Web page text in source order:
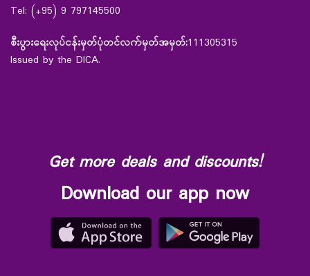
Tel: (+95) 9 797145500
စီးပွားရေးလုပ်ငန်းမှတ်ပုံတင်လက်မှတ်အမှတ်:111305315
Issued by the DICA.
Get more deals and discounts!
Download our app now